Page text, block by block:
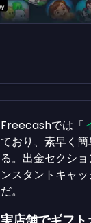
Freecashでは「
ており、素早く
る。出金セクシ
ンスタントキャ
だ。